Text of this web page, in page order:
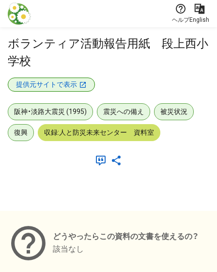
本文に飛ぶ
ヘルプEnglish
ボランティア活動報告用紙 段上西小
学校
提供元サイトで表示
阪神・淡路大震災 (1995) 震災への備え 被災状況
復興 収録:人と防災未来センター 資料室
どうやったらこの資料の文書を使えるの？
該当なし